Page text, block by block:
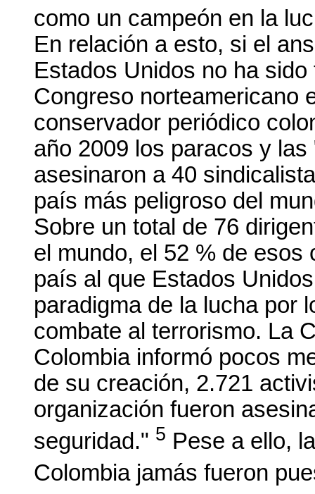
como un campeón en la
En relación a esto, si el
Estados Unidos no ha
Congreso norteamericano
conservador periódico
año 2009 los paracos y
asesinaron a 40
país más peligroso del
Sobre un total de 76
el mundo, el 52 % de
país al que Estados
paradigma de la lucha por
combate al terrorismo. La
Colombia informó pocos
de su creación, 2.721
organización fueron
seguridad." 5 Pese a ello,
Colombia jamás fueron